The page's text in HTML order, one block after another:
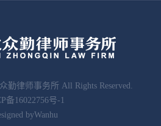
勤律师事务所 All Rights Reserved.
备16022756号-1
byWanhu